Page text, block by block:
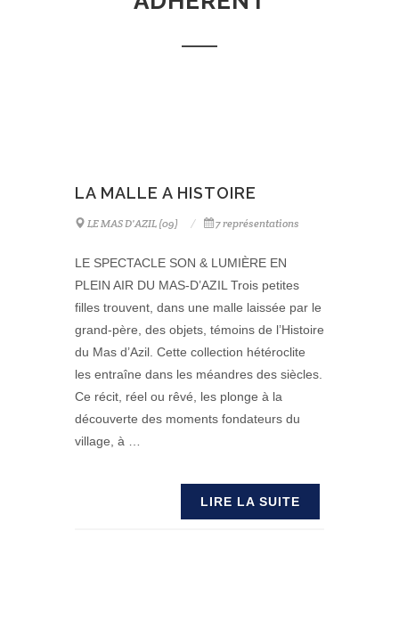
LA MALLE A HISTOIRE
LE MAS D'AZIL (09) 7 représentations
LE SPECTACLE SON & LUMIÈRE EN
PLEIN AIR DU MAS-D’AZIL Trois petites
filles trouvent, dans une malle laissée par le
grand-père, des objets, témoins de l’Histoire
du Mas d’Azil. Cette collection hétéroclite
les entraîne dans les méandres des siècles.
Ce récit, réel ou rêvé, les plonge à la
découverte des moments fondateurs du
village, à …
LIRE LA SUITE